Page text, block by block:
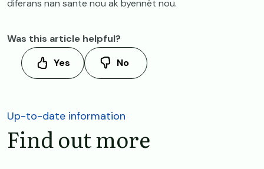
diferans nan sante nou ak byennèt nou.
Was this article helpful?
Yes
No
Up-to-date information
Find out more